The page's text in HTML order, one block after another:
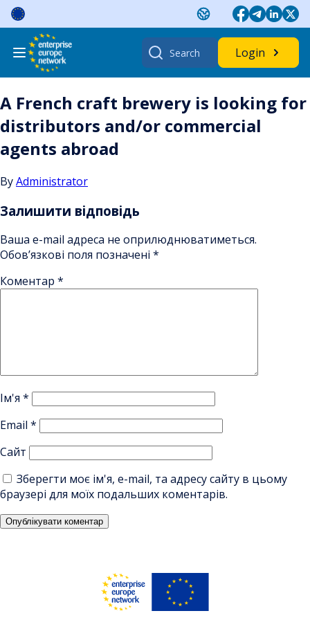
Skip
content
Search
for:
Login
A French craft brewery is looking for
distributors and/or commercial
agents abroad
ByAdministrator
Залишити відповідь
Ваша e-mail адреса не оприлюднюватиметься.
Обов’язкові поля позначені *
Коментар *
Ім'я *
Email *
Сайт
Зберегти моє ім'я, e-mail, та адресу сайту в цьому
браузері для моїх подальших коментарів.